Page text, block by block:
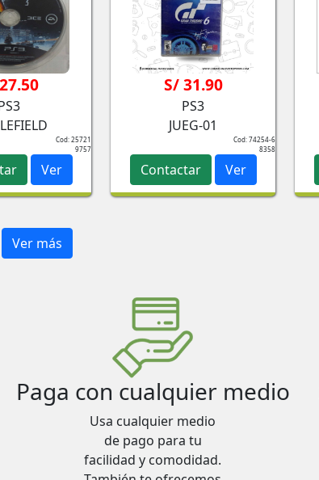
Cod: 25721
9757
Ver
S/ 31.90
PS3
JUEG-01
Cod: 74254-6
8358
Contactar Ver
Ver más
Paga con cualquier medio
Usa cualquier medio
de pago para tu
facilidad y comodidad.